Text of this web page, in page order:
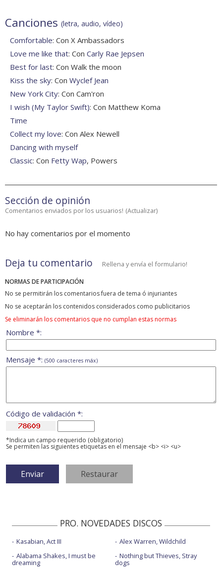
Canciones (letra, audio, vídeo)
Comfortable: Con X Ambassadors
Love me like that: Con Carly Rae Jepsen
Best for last: Con Walk the moon
Kiss the sky: Con Wyclef Jean
New York City: Con Cam'ron
I wish (My Taylor Swift): Con Matthew Koma
Time
Collect my love: Con Alex Newell
Dancing with myself
Classic: Con Fetty Wap, Powers
Sección de opinión
Comentarios enviados por los usuarios! (Actualizar)
No hay comentarios por el momento
Deja tu comentario Rellena y envía el formulario!
NORMAS DE PARTICIPACIÓN
No se permitirán los comentarios fuera de tema ó injuriantes
No se aceptarán los contenidos considerados como publicitarios
Se eliminarán los comentarios que no cumplan estas normas
Nombre *:
Mensaje *: (500 caracteres máx)
Código de validación *:
*Indica un campo requerido (obligatorio)
Se permiten las siguientes etiquetas en el mensaje <b> <i> <u>
PRO. NOVEDADES DISCOS
Kasabian, Act III
Alabama Shakes, I must be
dreaming
Alex Warren, Wildchild
Nothing but Thieves, Stray
dogs